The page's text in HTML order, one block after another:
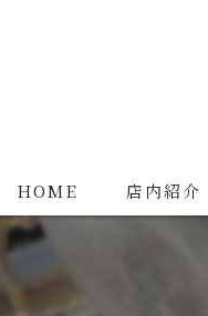
HOME 店内紹介